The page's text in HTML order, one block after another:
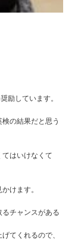
励しています。
の結果だと思う
はいけなくて
けます。
チャンスがある
てくれるので、